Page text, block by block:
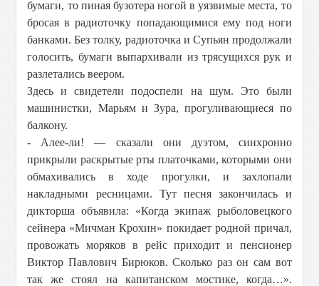
бумаги, то пиная бузотера ногой в уязвимые места, то
бросая в радиоточку попадающимися ему под ноги
банками. Без толку, радиоточка и Супьян продолжали
голосить, бумаги выпархивали из трясущихся рук и
разлетались веером.
Здесь и свидетели подоспели на шум. Это были
машинистки, Марьям и Зура, прогуливающиеся по
балкону.
- Алее-ли! — сказали они дуэтом, синхронно
прикрыли раскрытые рты платочками, которыми они
обмахивались в ходе прогулки, и захлопали
накладными ресницами. Тут песня закончилась и
дикторша объявила: «Когда экипаж рыболовецкого
сейнера «Мичман Крохин» покидает родной причал,
провожать моряков в рейс приходит и пенсионер
Виктор Павлович Бирюков. Сколько раз он сам вот
так же стоял на капитанском мостике, когда…».